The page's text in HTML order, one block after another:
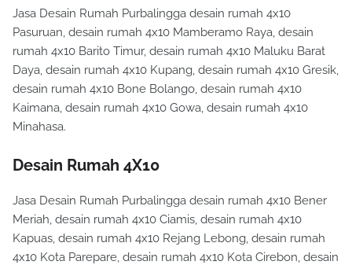
Jasa Desain Rumah Purbalingga desain rumah 4x10
Pasuruan, desain rumah 4x10 Mamberamo Raya, desain
rumah 4x10 Barito Timur, desain rumah 4x10 Maluku Barat
Daya, desain rumah 4x10 Kupang, desain rumah 4x10 Gresik,
desain rumah 4x10 Bone Bolango, desain rumah 4x10
Kaimana, desain rumah 4x10 Gowa, desain rumah 4x10
Minahasa.
Desain Rumah 4X10
Jasa Desain Rumah Purbalingga desain rumah 4x10 Bener
Meriah, desain rumah 4x10 Ciamis, desain rumah 4x10
Kapuas, desain rumah 4x10 Rejang Lebong, desain rumah
4x10 Kota Parepare, desain rumah 4x10 Kota Cirebon, desain